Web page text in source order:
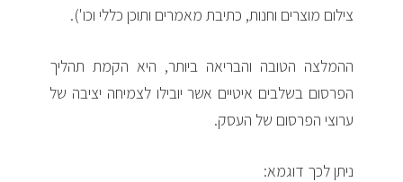
צילום מוצרים וחנות, כתיבת מאמרים ותוכן כללי וכו').
ההמלצה הטובה והבריאה ביותר, היא הקמת תהליך
הפרסום בשלבים איטיים אשר יובילו לצמיחה יציבה של
ערוצי הפרסום של העסק.
ניתן לכך דוגמא: